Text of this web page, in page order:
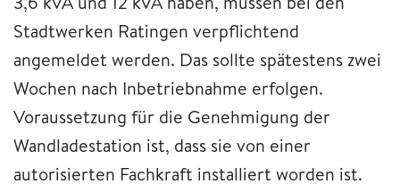
Stadtwerken Ratingen verpflichtend
angemeldet werden. Das sollte spätestens zwei
Wochen nach Inbetriebnahme erfolgen.
Voraussetzung für die Genehmigung der
Wandladestation ist, dass sie von einer
autorisierten Fachkraft installiert worden ist.